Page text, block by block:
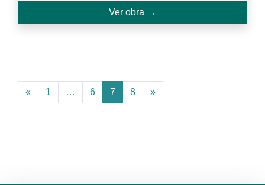
Ver obra →
« 1 … 6 7 8 »